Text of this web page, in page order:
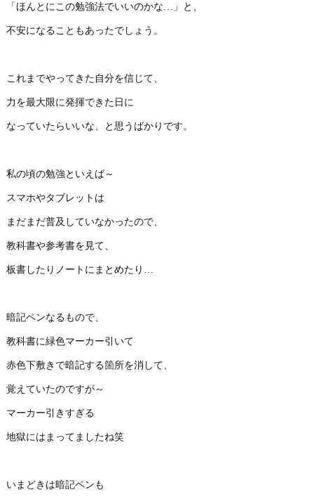
「ほんとにこの勉強法でいいのかな…」と、
不安になることもあったでしょう。
これまでやってきた自分を信じて、
力を最大限に発揮できた日に
なっていたらいいな、と思うばかりです。
私の頃の勉強といえば～
スマホやタブレットは
まだまだ普及していなかったので、
教科書や参考書を見て、
板書したりノートにまとめたり…
暗記ペンなるもので、
教科書に緑色マーカー引いて
赤色下敷きで暗記する箇所を消して、
覚えていたのですが～
マーカー引きすぎる
地獄にはまってましたね笑
いまどきは暗記ペンも